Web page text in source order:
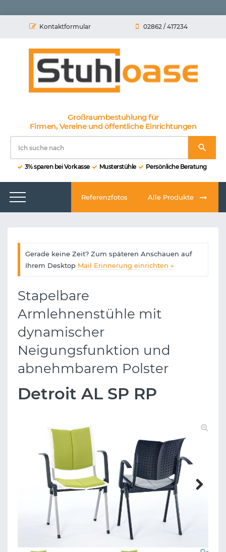
Kontaktformular 02862 / 417234
Großraumbestuhlung für
Firmen, Vereine und öffentliche Einrichtungen
3% sparen bei Vorkasse Musterstühle Persönliche Beratung
Referenzfotos Alle Produkte
Gerade keine Zeit? Zum späteren Anschauen auf
Ihrem Desktop Mail Erinnerung einrichten »
Stapelbare
Armlehnenstühle mit
dynamischer
Neigungsfunktion und
abnehmbarem Polster
Detroit AL SP RP